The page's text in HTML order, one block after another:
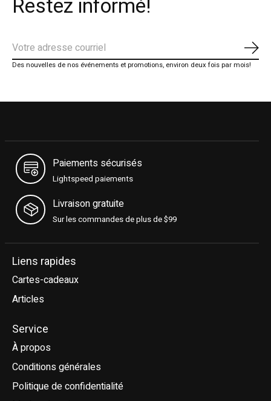
Restez informé!
Des nouvelles de nos événements et promotions, environ deux fois par mois!
Paiements sécurisés
Lightspeed paiements
Livraison gratuite
Sur les commandes de plus de $99
Liens rapides
Cartes-cadeaux
Articles
Service
À propos
Conditions générales
Politique de confidentialité